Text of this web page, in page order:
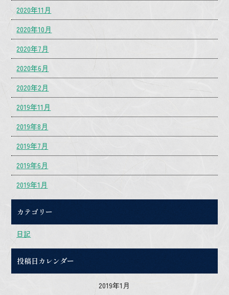
2020年11月
2020年10月
2020年7月
2020年6月
2020年2月
2019年11月
2019年8月
2019年7月
2019年6月
2019年1月
カテゴリー
日記
投稿日カレンダー
2019年1月